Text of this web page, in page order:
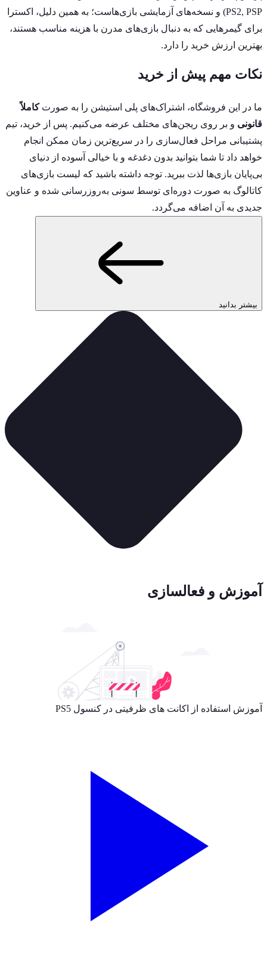
PS2, PSP) و نسخه‌های آزمایشی بازی‌هاست؛ به همین دلیل، اکسترا
برای گیمرهایی که به دنبال بازی‌های مدرن با هزینه مناسب هستند،
بهترین ارزش خرید را دارد.
نکات مهم پیش از خرید
ما در این فروشگاه، اشتراک‌های پلی استیشن را به صورتکاملاً
قانونی و بر روی ریجن‌های مختلف عرضه می‌کنیم. پس از خرید، تیم
پشتیبانی مراحل فعال‌سازی را در سریع‌ترین زمان ممکن انجام
خواهد داد تا شما بتوانید بدون دغدغه و با خیالی آسوده از دنیای
بی‌پایان بازی‌ها لذت ببرید. توجه داشته باشید که لیست بازی‌های
کاتالوگ به صورت دوره‌ای توسط سونی به‌روزرسانی شده و عناوین
جدیدی به آن اضافه می‌گردد.
بیشتر بدانید
آموزش و فعالسازی
آموزش استفاده از اکانت های ظرفیتی در کنسول PS5